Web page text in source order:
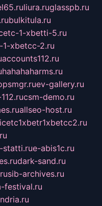
liura.ruglasspb.ru
bulkitula.ru
1-xbetti-5.ru
xbetcc-2.ru
accounts112.ru
hahahaharms.ru
ev-gallery.ru
csm-demo.ru
allseo-host.ru
statti.rue-abis1c.ru
dark-sand.ru
sib-archives.ru
festival.ru